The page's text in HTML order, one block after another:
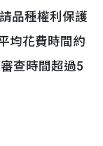
品種權利保護
均花費時間約
查時間超過5